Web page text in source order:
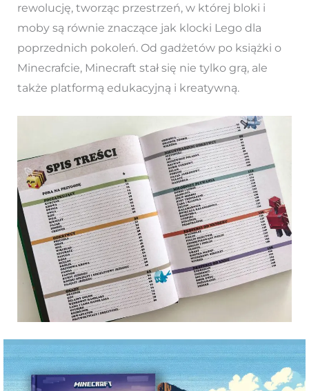
rewolucję, tworząc przestrzeń, w której bloki i
moby są równie znaczące jak klocki Lego dla
poprzednich pokoleń. Od gadżetów po książki o
Minecrafcie, Minecraft stał się nie tylko grą, ale
także platformą edukacyjną i kreatywną.